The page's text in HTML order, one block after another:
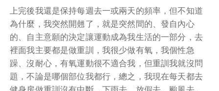
上完後我還是保持每週去一或兩天的頻率，但不知道
為什麼，我突然開翹了，就是突然間的、發自內心
的、自主意願的決定讓運動成為我生活的一部分，去
裡面我主要都是做重訓，我很少做有氧，我個性急
躁、沒耐心，有氧運動很不適合我，但重訓我就沒問
題，不論是哪個部位我都行，總之，我現在每天都去